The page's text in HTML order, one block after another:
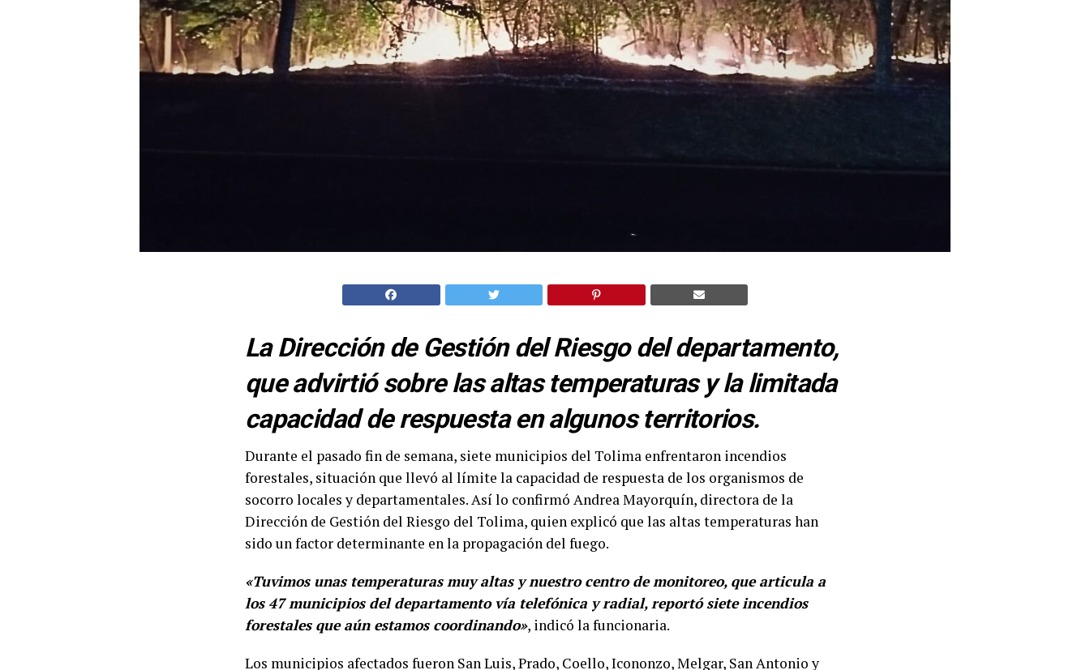
La Dirección de Gestión del Riesgo del departamento,
que advirtió sobre las altas temperaturas y la limitada
capacidad de respuesta en algunos territorios.
Durante el pasado fin de semana, siete municipios del Tolima enfrentaron incendios
forestales, situación que llevó al límite la capacidad de respuesta de los organismos de
socorro locales y departamentales. Así lo confirmó Andrea Mayorquín, directora de la
Dirección de Gestión del Riesgo del Tolima, quien explicó que las altas temperaturas han
sido un factor determinante en la propagación del fuego.
«Tuvimos unas temperaturas muy altas y nuestro centro de monitoreo, que articula a
los 47 municipios del departamento vía telefónica y radial, reportó siete incendios
forestales que aún estamos coordinando», indicó la funcionaria.
Los municipios afectados fueron San Luis, Prado, Coello, Icononzo, Melgar, San Antonio y